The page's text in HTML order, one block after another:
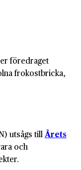
föredraget
frokostbricka,
utsågs tillÅrets
och